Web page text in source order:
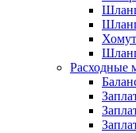
Расходные